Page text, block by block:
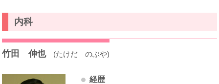
内科
竹田 伸也 (たけだ のぶや)
経歴